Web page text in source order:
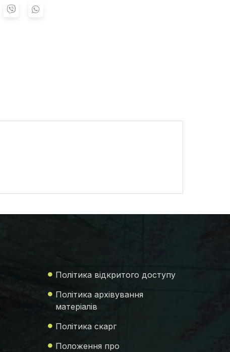
Політика відкритого доступу
Політика архівування
матеріалів
Політика скарг
Положення про